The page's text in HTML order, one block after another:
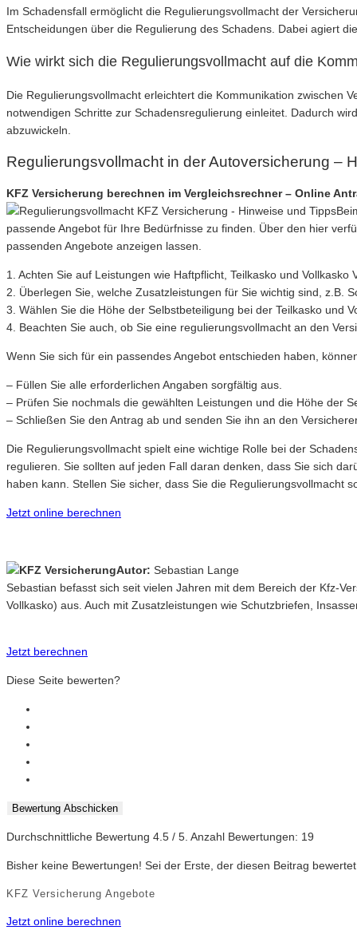
Im Schadensfall ermöglicht die Regulierungsvollmacht der
Entscheidungen über die Regulierung des Schadens. Dabei agiert
Wie wirkt sich die Regulierungsvollmacht auf die
Die Regulierungsvollmacht erleichtert die Kommunikation zwischen
notwendigen Schritte zur Schadensregulierung einleitet. Dadurch
abzuwickeln.
Regulierungsvollmacht in der Autoversicherung –
KFZ Versicherung berechnen im Vergleichsrechner – Online
passende Angebot für Ihre Bedürfnisse zu finden. Über den hier
passenden Angebote anzeigen lassen.
1. Achten Sie auf Leistungen wie Haftpflicht, Teilkasko und Vollkasko
2. Überlegen Sie, welche Zusatzleistungen für Sie wichtig sind, z.B.
3. Wählen Sie die Höhe der Selbstbeteiligung bei der Teilkasko und
4. Beachten Sie auch, ob Sie eine regulierungsvollmacht an den
Wenn Sie sich für ein passendes Angebot entschieden haben,
– Füllen Sie alle erforderlichen Angaben sorgfältig aus.
– Prüfen Sie nochmals die gewählten Leistungen und die Höhe der
– Schließen Sie den Antrag ab und senden Sie ihn an den
Die Regulierungsvollmacht spielt eine wichtige Rolle bei der
regulieren. Sie sollten auf jeden Fall daran denken, dass Sie sich
haben kann. Stellen Sie sicher, dass Sie die
Jetzt online berechnen
Autor: Sebastian Lange
Sebastian befasst sich seit vielen Jahren mit dem Bereich der Kfz-
Vollkasko) aus. Auch mit Zusatzleistungen wie Schutzbriefen,
Jetzt berechnen
Diese Seite bewerten?
Bewertung Abschicken
Durchschnittliche Bewertung 4.5 / 5. Anzahl Bewertungen: 19
Bisher keine Bewertungen! Sei der Erste, der diesen Beitrag
KFZ Versicherung Angebote
Jetzt online berechnen